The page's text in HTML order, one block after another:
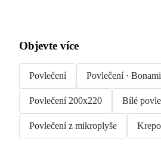
Objevte více
Povlečení Povlečení ·
Povlečení 200x220 Bílé
Povlečení z mikroplyše